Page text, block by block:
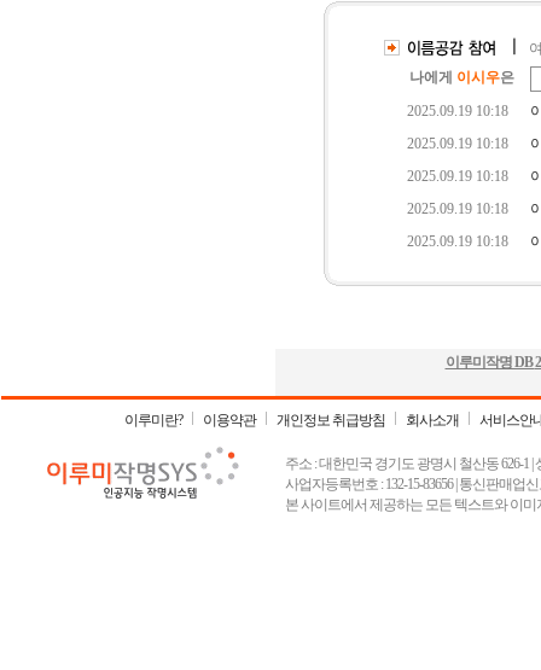
이루미작명 DB
이루미란? 이용약관 개인정보 취급방침 회사소개 서비스안
주소 : 대한민국 경기도 광명시 철산동 626-1 |
사업자등록번호 : 132-15-83656 | 통신판매업
본 사이트에서 제공하는 모든 텍스트와 이